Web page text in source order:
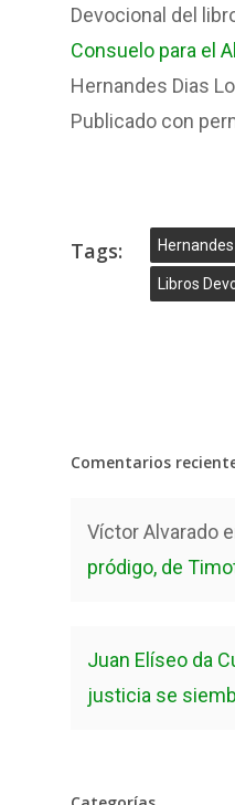
Devocional del
Consuelo para el
Hernandes Dias
Publicado con
Tags:
Libros
Comentarios
Víctor Alvarado
pródigo, de
Juan Elíseo da
justicia se